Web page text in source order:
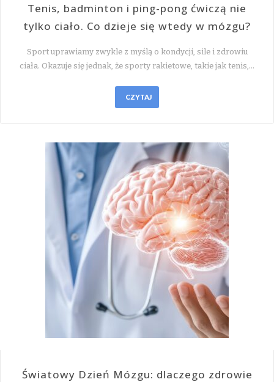
Tenis, badminton i ping-pong ćwiczą nie
tylko ciało. Co dzieje się wtedy w mózgu?
Sport uprawiamy zwykle z myślą o kondycji, sile i zdrowiu
ciała. Okazuje się jednak, że sporty rakietowe, takie jak tenis,…
CZYTAJ
Światowy Dzień Mózgu: dlaczego zdrowie